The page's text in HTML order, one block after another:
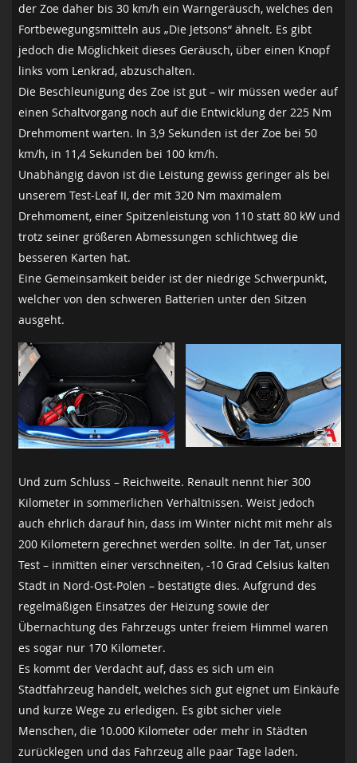
der Zoe daher bis 30 km/h ein Warngeräusch, welches den
Fortbewegungsmitteln aus „Die Jetsons“ ähnelt. Es gibt
jedoch die Möglichkeit dieses Geräusch, über einen Knopf
links vom Lenkrad, abzuschalten.
Die Beschleunigung des Zoe ist gut – wir müssen weder auf
einen Schaltvorgang noch auf die Entwicklung der 225 Nm
Drehmoment warten. In 3,9 Sekunden ist der Zoe bei 50
km/h, in 11,4 Sekunden bei 100 km/h.
Unabhängig davon ist die Leistung gewiss geringer als bei
unserem Test-Leaf II, der mit 320 Nm maximalem
Drehmoment, einer Spitzenleistung von 110 statt 80 kW und
trotz seiner größeren Abmessungen schlichtweg die
besseren Karten hat.
Eine Gemeinsamkeit beider ist der niedrige Schwerpunkt,
welcher von den schweren Batterien unter den Sitzen
ausgeht.
Und zum Schluss – Reichweite. Renault nennt hier 300
Kilometer in sommerlichen Verhältnissen. Weist jedoch
auch ehrlich darauf hin, dass im Winter nicht mit mehr als
200 Kilometern gerechnet werden sollte. In der Tat, unser
Test – inmitten einer verschneiten, -10 Grad Celsius kalten
Stadt in Nord-Ost-Polen – bestätigte dies. Aufgrund des
regelmäßigen Einsatzes der Heizung sowie der
Übernachtung des Fahrzeugs unter freiem Himmel waren
es sogar nur 170 Kilometer.
Es kommt der Verdacht auf, dass es sich um ein
Stadtfahrzeug handelt, welches sich gut eignet um Einkäufe
und kurze Wege zu erledigen. Es gibt sicher viele
Menschen, die 10.000 Kilometer oder mehr in Städten
zurücklegen und das Fahrzeug alle paar Tage laden.